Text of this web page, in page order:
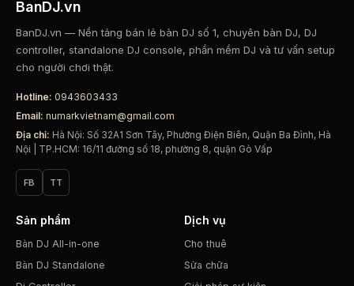
BanDJ.vn
BanDJ.vn — Nền tảng bán lẻ bàn DJ số 1, chuyên bàn DJ, DJ
controller, standalone DJ console, phần mềm DJ và tư vấn setup
cho người chơi thật.
Hotline: 0943603433
Email: numarkvietnam@gmail.com
Địa chỉ: Hà Nội: Số 32A1 Sơn Tây, Phường Điện Biên, Quận Ba Đình, Hà
Nội | TP.HCM: 16/11 đường số 18, phường 8, quận Gò Vấp
FB TT
Sản phẩm
Bàn DJ All-in-one
Bàn DJ Standalone
Dịch vụ
Cho thuê
Sửa chữa